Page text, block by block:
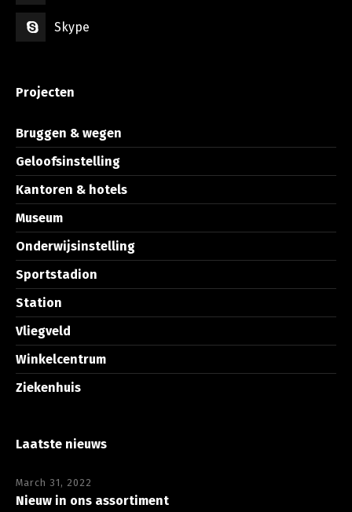
Skype
Projecten
Bruggen & wegen
Geloofsinstelling
Kantoren & hotels
Museum
Onderwijsinstelling
Sportstadion
Station
Vliegveld
Winkelcentrum
Ziekenhuis
Laatste nieuws
March 31, 2022
Nieuw in ons assortiment